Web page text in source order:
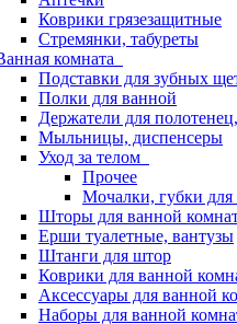
Коврики грязезащитные
Стремянки, табуреты
комната
Подставки для зубных
Полки для ванной
Держатели для
Мыльницы, диспенсеры
Уход за телом
Прочее
Мочалки, губки для
Шторы для ванной
Ерши туалетные, вантузы
Штанги для штор
Коврики для ванной
Аксессуары для ванной
Наборы для ванной